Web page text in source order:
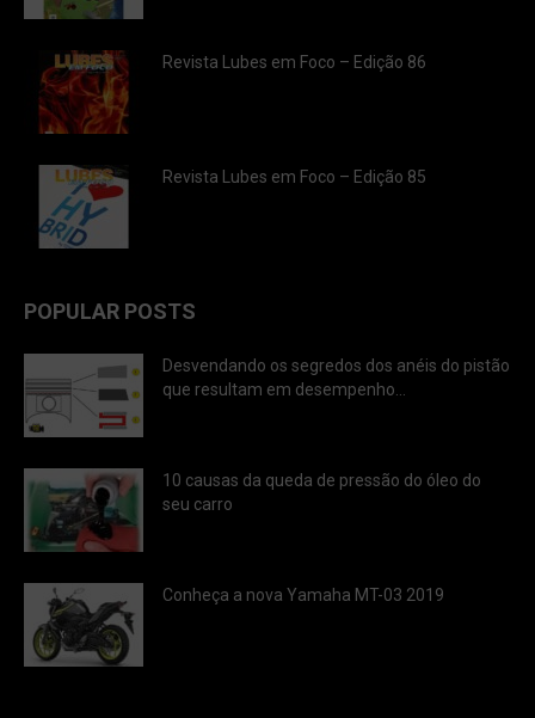
Revista Lubes em Foco – Edição 86
Revista Lubes em Foco – Edição 85
POPULAR POSTS
Desvendando os segredos dos anéis do pistão
que resultam em desempenho...
10 causas da queda de pressão do óleo do
seu carro
Conheça a nova Yamaha MT-03 2019